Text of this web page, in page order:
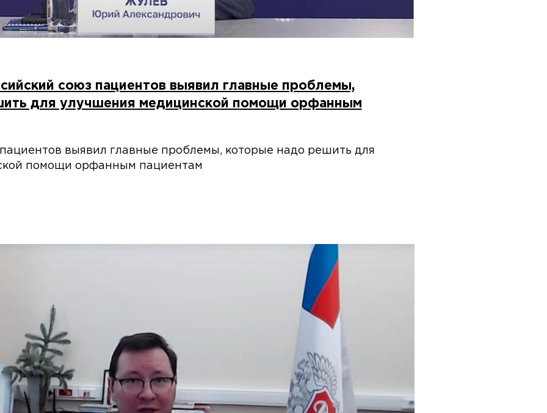
союз пациентов выявил главные проблемы,
для улучшения медицинской помощи орфанным
выявил главные проблемы, которые надо решить для
помощи орфанным пациентам